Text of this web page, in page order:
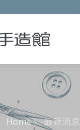
Home 最新消息